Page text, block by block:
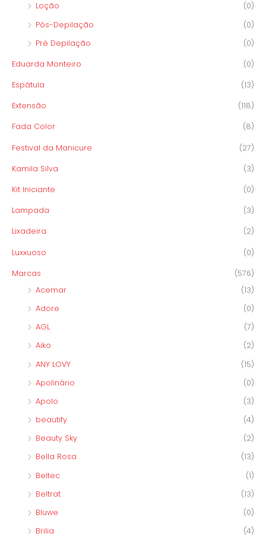
Loção
(0)
Pós-Depilação
(0)
Pré Depilação
(0)
Eduarda Monteiro (0)
Espátula (13)
Extensão (118)
Fada Color (8)
Festival da Manicure (27)
Kamila Silva (3)
Kit Iniciante (0)
Lampada (3)
Lixadeira (2)
Luxxuoso (0)
Marcas
(576)
Acemar
(13)
Adore
(0)
AGL
(7)
Aiko
(2)
ANY LOVY
(15)
Apolinário
(0)
Apolo
(3)
beautify
(4)
Beauty Sky
(2)
Bella Rosa
(13)
Beltec
(1)
Beltrat
(13)
Bluwe
(0)
Brilia
(4)